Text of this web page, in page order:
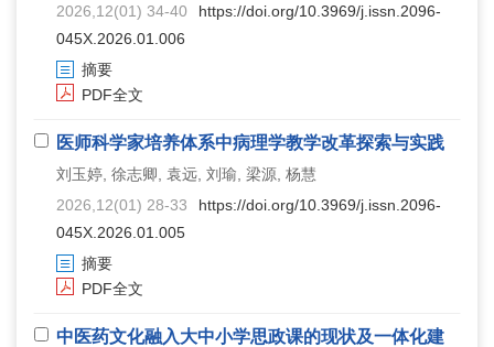
2026,12(01) 34-40
https://doi.org/10.3969/j.issn.2096-
045X.2026.01.006
摘要
PDF全文
医师科学家培养体系中病理学教学改革探索与实践
刘玉婷, 徐志卿, 袁远, 刘瑜, 梁源, 杨慧
2026,12(01) 28-33
https://doi.org/10.3969/j.issn.2096-
045X.2026.01.005
摘要
PDF全文
中医药文化融入大中小学思政课的现状及一体化建